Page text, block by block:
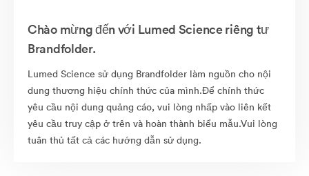
Chào mừng đến với Lumed Science riêng tư
Brandfolder.
Lumed Science sử dụng Brandfolder làm nguồn cho nội
dung thương hiệu chính thức của mình.Để chính thức
yêu cầu nội dung quảng cáo, vui lòng nhấp vào liên kết
yêu cầu truy cập ở trên và hoàn thành biểu mẫu.Vui lòng
tuân thủ tất cả các hướng dẫn sử dụng.